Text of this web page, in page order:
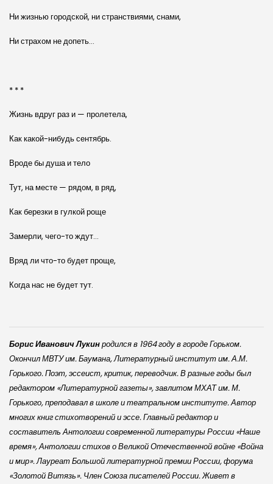
Ни жизнью городской, ни странствиями, снами,
Ни страхом не допеть…
* * *
Жизнь вдруг раз и — пролетела,
Как какой-нибудь сентябрь.
Вроде бы душа и тело
Тут, на месте — рядом, в ряд,
Как березки в гулкой роще
Замерли, чего-то ждут…
Вряд ли что-то будет проще,
Когда нас не будет тут.
Борис Иванович Лукинродился в 1964 году в городе Горьком.
Окончил МВТУ им. Баумана, Литературный институт им. А.М.
Горького. Поэт, эссеист, критик, переводчик. В разные годы был
редактором «Литературной газеты», завлитом МХАТ им. М.
Горького, преподавал в школе и театральном институте. Автор
многих книг стихотворений и эссе. Главный редактор и
составитель Антологии современной литературы России «Наше
время», Антологии стихов о Великой Отечественной войне «Война
и мир». Лауреат Большой литературной премии России, форума
«Золотой Витязь». Член Союза писателей России. Живет в